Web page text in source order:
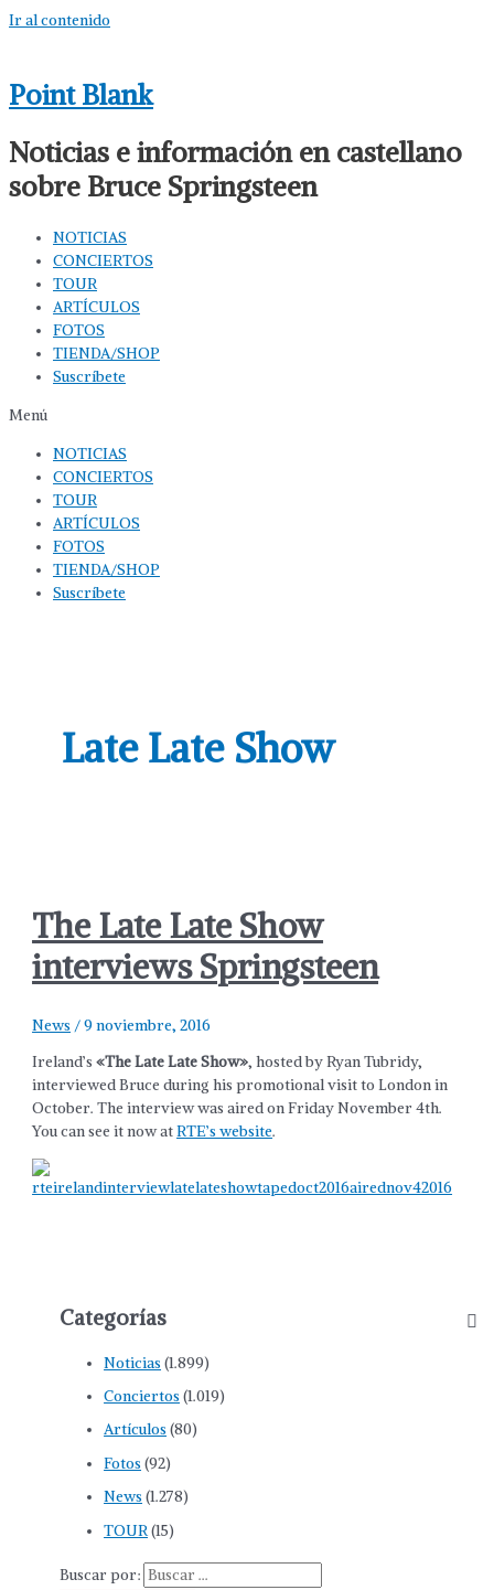
Ir al contenido
Point Blank
Noticias e información en castellano
sobre Bruce Springsteen
NOTICIAS
CONCIERTOS
TOUR
ARTÍCULOS
FOTOS
TIENDA/SHOP
Suscríbete
Menú
NOTICIAS
CONCIERTOS
TOUR
ARTÍCULOS
FOTOS
TIENDA/SHOP
Suscríbete
Late Late Show
The Late Late Show
interviews Springsteen
News /9 noviembre, 2016
Ireland’s«The Late Late Show», hosted by Ryan Tubridy,
interviewed Bruce during his promotional visit to London in
October. The interview was aired on Friday November 4th.
You can see it now atRTE’s website.
Categorías
Noticias (1.899)
Conciertos (1.019)
Artículos (80)
Fotos (92)
News (1.278)
TOUR(15)
Buscar por: